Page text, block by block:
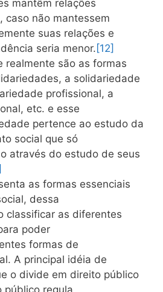
mantêm relações
caso não mantessem
suas relações e
seria menor. [12]
realmente são as formas
a solidariedade
profissional, a
etc. e esse
pertence ao estudo da
social que só
através do estudo de seus
as formas essenciais
dessa
classificar as diferentes
poder
formas de
A principal idéia de
o divide em direito público